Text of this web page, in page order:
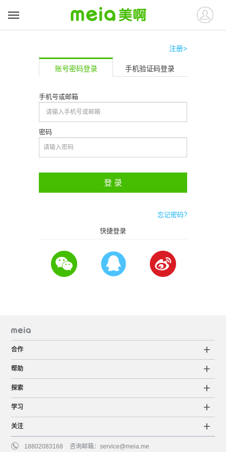
注册>
账号密码登录 手机验证码登录
手机号或邮箱
密码
登 录
快捷登录
忘记密码?
合作
帮助
探索
学习
关注
18802083168 咨询邮箱：service@meia.me